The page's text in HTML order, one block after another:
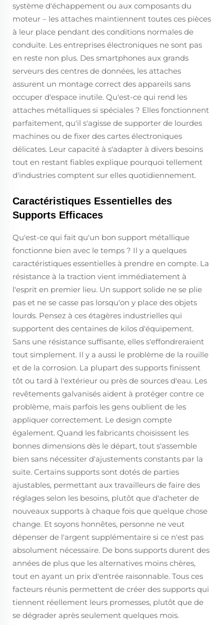
système d'échappement ou aux composants du
moteur – les attaches maintiennent toutes ces pièces
à leur place pendant des conditions normales de
conduite. Les entreprises électroniques ne sont pas
en reste non plus. Des smartphones aux grands
serveurs des centres de données, les attaches
assurent un montage correct des appareils sans
occuper d'espace inutile. Qu'est-ce qui rend les
attaches métalliques si spéciales ? Elles fonctionnent
parfaitement, qu'il s'agisse de supporter de lourdes
machines ou de fixer des cartes électroniques
délicates. Leur capacité à s'adapter à divers besoins
tout en restant fiables explique pourquoi tellement
d'industries comptent sur elles quotidiennement.
Caractéristiques Essentielles des
Supports Efficaces
Qu'est-ce qui fait qu'un bon support métallique
fonctionne bien avec le temps ? Il y a quelques
caractéristiques essentielles à prendre en compte. La
résistance à la traction vient immédiatement à
l'esprit en premier lieu. Un support solide ne se plie
pas et ne se casse pas lorsqu'on y place des objets
lourds. Pensez à ces étagères industrielles qui
supportent des centaines de kilos d'équipement.
Sans une résistance suffisante, elles s'effondreraient
tout simplement. Il y a aussi le problème de la rouille
et de la corrosion. La plupart des supports finissent
tôt ou tard à l'extérieur ou près de sources d'eau. Les
revêtements galvanisés aident à protéger contre ce
problème, mais parfois les gens oublient de les
appliquer correctement. Le design compte
également. Quand les fabricants choisissent les
bonnes dimensions dès le départ, tout s'assemble
bien sans nécessiter d'ajustements constants par la
suite. Certains supports sont dotés de parties
ajustables, permettant aux travailleurs de faire des
réglages selon les besoins, plutôt que d'acheter de
nouveaux supports à chaque fois que quelque chose
change. Et soyons honnêtes, personne ne veut
dépenser de l'argent supplémentaire si ce n'est pas
absolument nécessaire. De bons supports durent des
années de plus que les alternatives moins chères,
tout en ayant un prix d'entrée raisonnable. Tous ces
facteurs réunis permettent de créer des supports qui
tiennent réellement leurs promesses, plutôt que de
se dégrader après seulement quelques mois.